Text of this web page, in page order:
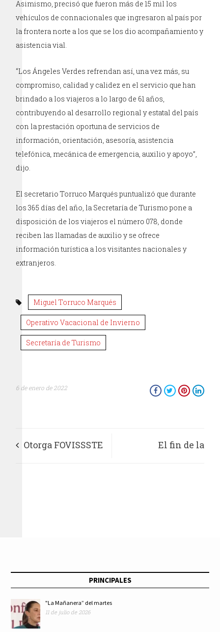
Asimismo, precisó que fueron más de 15 mil los
vehículos de connacionales que ingresaron al país por
la frontera norte a los que se los dio acompañamiento y
asistencia vial.
“Los Ángeles Verdes refrendan así, una vez más, su
compromiso, calidad y calidez en el servicio que han
brindado a los viajeros a lo largo de 61 años,
contribuyendo al desarrollo regional y estatal del país
con la prestación oportuna de servicios de
información, orientación, asesoría, asistencia
telefónica, mecánica de emergencia, auxilio y apoyo”,
dijo.
El secretario Torruco Marqués puntualizó que durante
los 365 días del año, la Secretaría de Turismo pone a
disposición de los viajeros el número 078, donde
reciben las llamadas de auxilio y se ofrece
información turística a los visitantes nacionales y
extranjeros.
Miguel Torruco Marqués
Operativo Vacacional de Invierno
Secretaría de Turismo
6 de enero de 2022
Otorga FOVISSSTE El fin de la
PRINCIPALES
"La Mañanera” del martes
11 de julio de 2026